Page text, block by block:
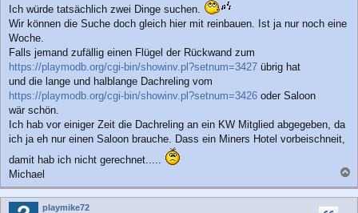
i
t
r
g
Ich würde tatsächlich zwei Dinge suchen.
Wir können die Suche doch gleich hier mit reinbauen. Ist ja nur noch eine
Woche.
Falls jemand zufällig einen Flügel der Rückwand zum
https://playmodb.org/cgi-bin/showinv.pl?setnum=3427 übrig hat
und die lange und halblange Dachreling vom
https://playmodb.org/cgi-bin/showinv.pl?setnum=3426 oder Saloon
wär schön.
Ich hab vor einiger Zeit die Dachreling an ein KW Mitglied abgegeben, da
ich ja eh nur einen Saloon brauche. Dass ein Miners Hotel vorbeischneit,
damit hab ich nicht gerechnet.....
Michael
a
c
playmike72